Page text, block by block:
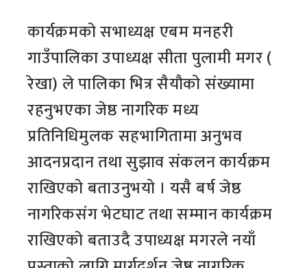
कार्यक्रमको सभाध्यक्ष एबम मनहरी
गाउँपालिका उपाध्यक्ष सीता पुलामी मगर (
रेखा) ले पालिका भित्र सैयौको संख्यामा
रहनुभएका जेष्ठ नागरिक मध्य
प्रतिनिधिमुलक सहभागितामा अनुभव
आदनप्रदान तथा सुझाव संकलन कार्यक्रम
राखिएको बताउनुभयो । यसै बर्ष जेष्ठ
नागरिकसंग भेटघाट तथा सम्मान कार्यक्रम
राखिएको बताउदै उपाध्यक्ष मगरले नयाँ